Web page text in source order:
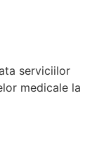
serviciilor
medicale la